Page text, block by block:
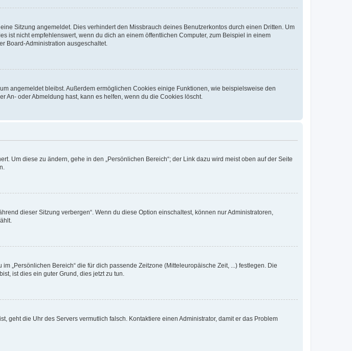
Sitzung angemeldet. Dies verhindert den Missbrauch deines Benutzerkontos durch einen Dritten. Um
ist nicht empfehlenswert, wenn du dich an einem öffentlichen Computer, zum Beispiel in einem
Board-Administration ausgeschaltet.
angemeldet bleibst. Außerdem ermöglichen Cookies einige Funktionen, wie beispielsweise den
An- oder Abmeldung hast, kann es helfen, wenn du die Cookies löscht.
Um diese zu ändern, gehe in den „Persönlichen Bereich“; der Link dazu wird meist oben auf der Seite
dieser Sitzung verbergen“. Wenn du diese Option einschaltest, können nur Administratoren,
„Persönlichen Bereich“ die für dich passende Zeitzone (Mitteleuropäische Zeit, ...) festlegen. Die
ist dies ein guter Grund, dies jetzt zu tun.
geht die Uhr des Servers vermutlich falsch. Kontaktiere einen Administrator, damit er das Problem